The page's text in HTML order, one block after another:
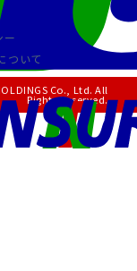
ー
ついて
Co., Ltd. All
Rights Reserved.